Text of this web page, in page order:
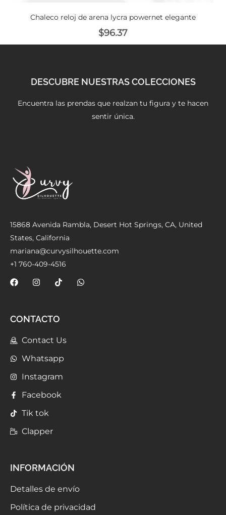
Chaleco reloj de arena lycra powernet elegante
$96.37
DESCUBRE NUESTRAS COLECCIONES
Encuentra las prendas que realzan tu figura y te hacen
sentir única.
15868 Avenida Rambla, Desert Hot Springs, CA, United
States, California
mariana@curvysilhouette.com
+1 760-409-4516
CONTACTO
Contact Us
Whatsapp
Instagram
Facebook
Tik tok
Clapper
INFORMACIÓN
Detalles de envío
Política de privacidad